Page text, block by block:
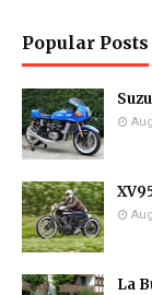
Popular Posts
La